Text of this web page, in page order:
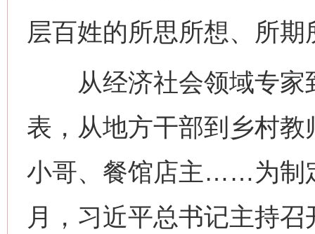
层百姓的所思所想、所
从经济社会领域专家
表，从地方干部到乡村
小哥、餐馆店主……为制
月，习近平总书记主持